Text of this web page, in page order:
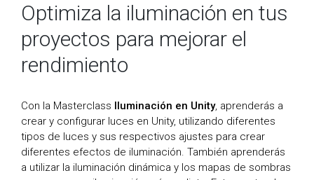
Optimiza la iluminación en tus
proyectos para mejorar el
rendimiento
Con la Masterclass Iluminación en Unity, aprenderás a
crear y configurar luces en Unity, utilizando diferentes
tipos de luces y sus respectivos ajustes para crear
diferentes efectos de iluminación. También aprenderás
a utilizar la iluminación dinámica y los mapas de sombras